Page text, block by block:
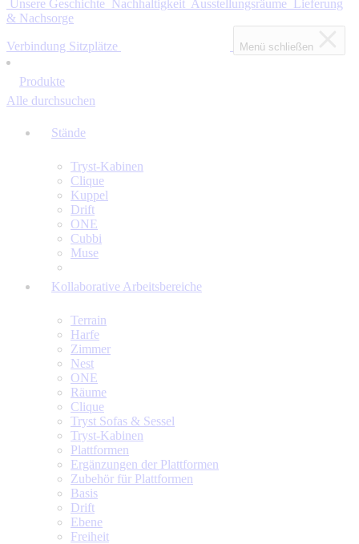
Unsere Geschichte Nachhaltigkeit Ausstellungsräume Lieferung
& Nachsorge
Verbindung Sitzplätze Menü schließen
Produkte
Alle durchsuchen
Stände
Tryst-Kabinen
Clique
Kuppel
Drift
ONE
Cubbi
Muse
Kollaborative Arbeitsbereiche
Terrain
Harfe
Zimmer
Nest
ONE
Räume
Clique
Tryst Sofas & Sessel
Tryst-Kabinen
Plattformen
Ergänzungen der Plattformen
Zubehör für Plattformen
Basis
Drift
Ebene
Freiheit